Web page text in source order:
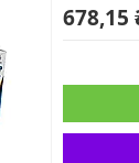
678,15